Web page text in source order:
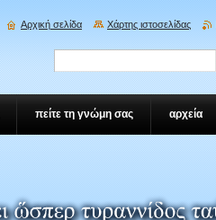
πείτε τη γνώμη σας αρχεία
Αρχική σελίδα Χάρτης ιστοσελίδας